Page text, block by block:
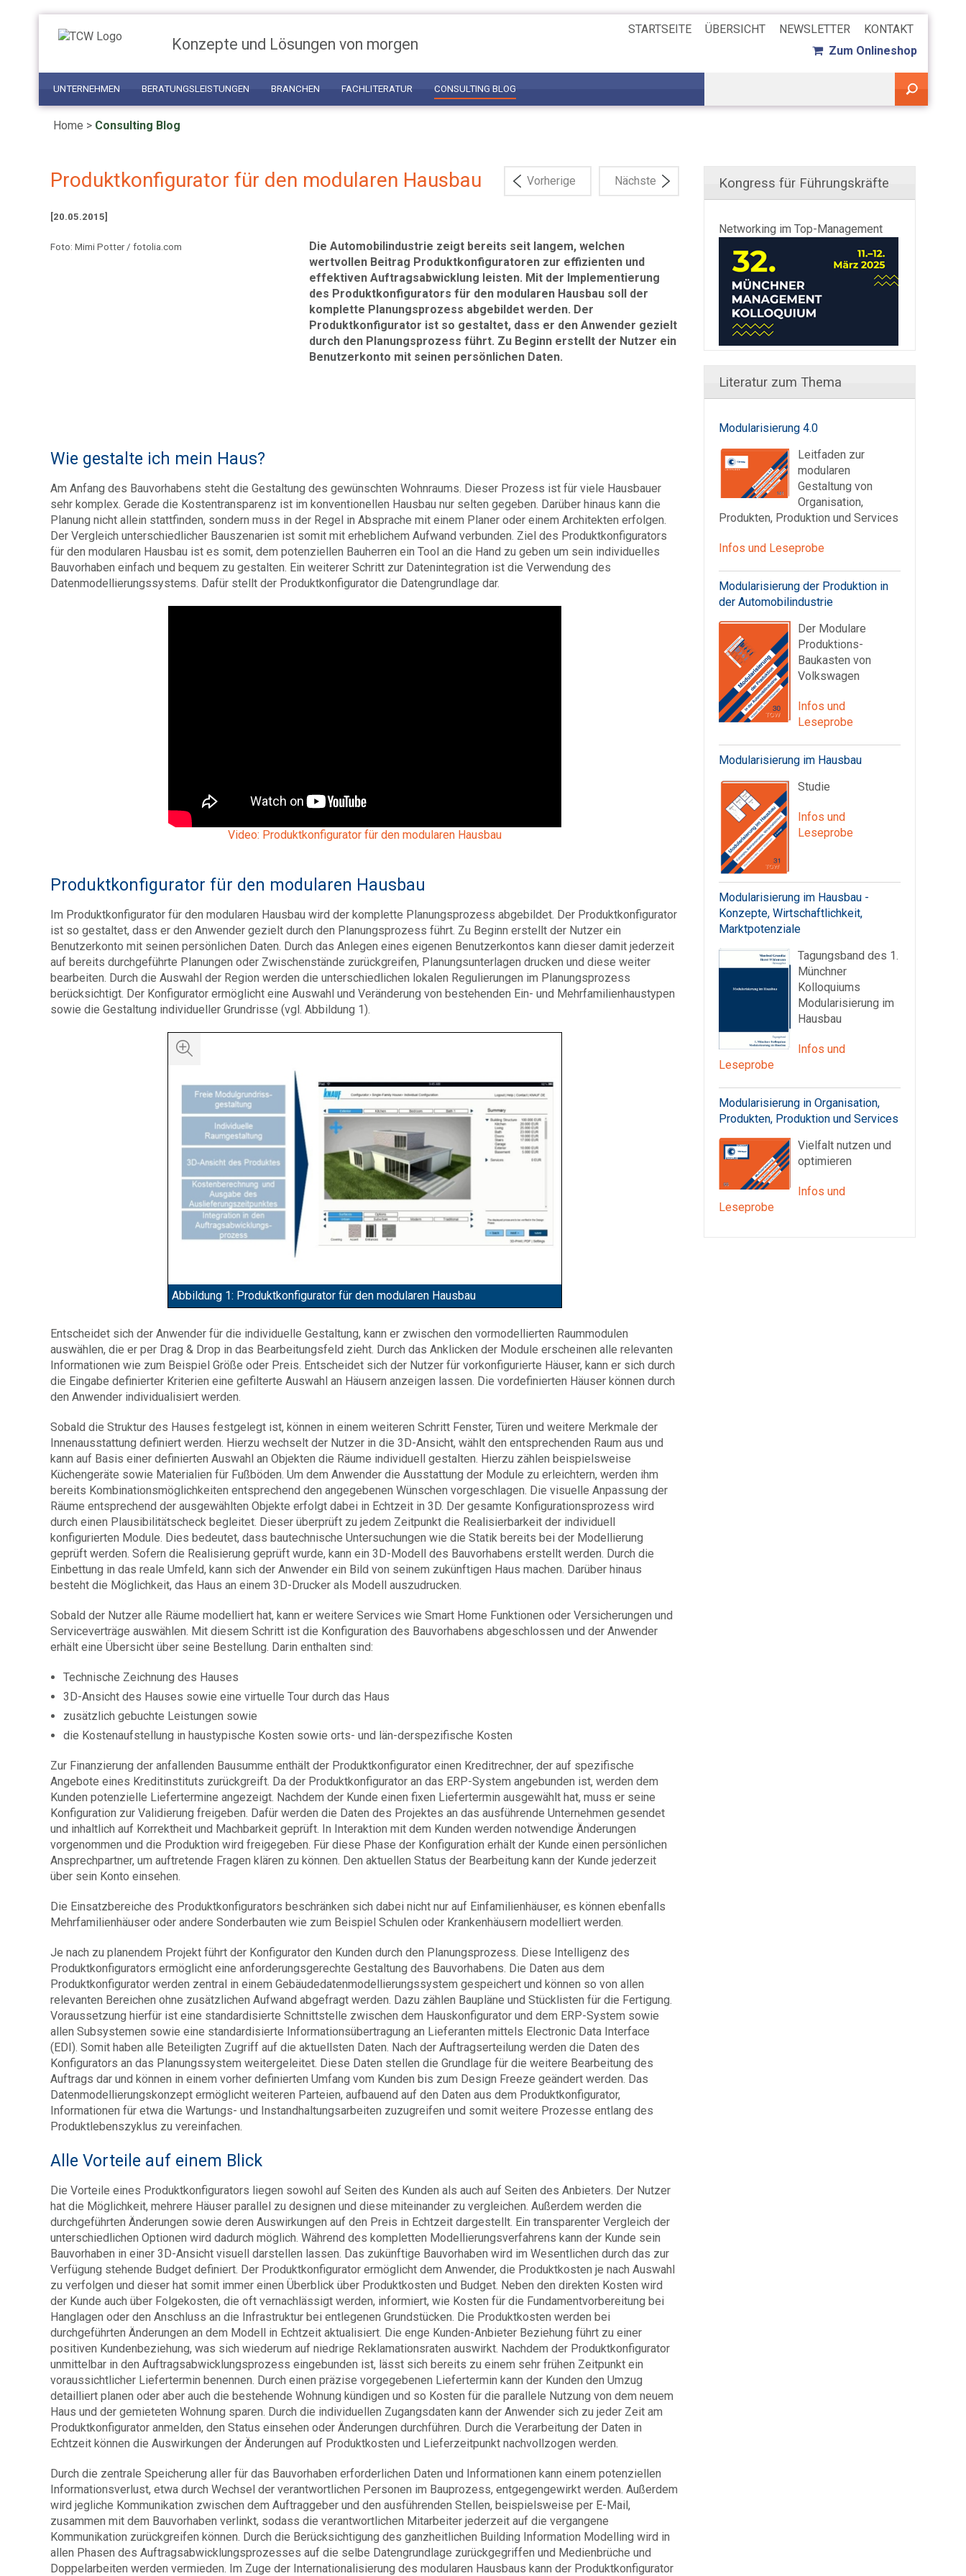
UNTERNEHMEN BERATUNGSLEISTUNGEN BRANCHEN FACHLITERATUR CONSULTING BLOG
Konzepte und Lösungen von morgen
STARTSEITE ÜBERSICHT NEWSLETTER
KONTAKT
Zum Onlineshop
Home > Consulting Blog
Vorherige Nächste
Produktkonfigurator für den modularen Hausbau
[20.05.2015]
Foto: Mimi Potter / fotolia.com
Die Automobilindustrie zeigt bereits seit langem, welchen
wertvollen Beitrag Produktkonfiguratoren zur effizienten und
effektiven Auftragsabwicklung leisten. Mit der Implementierung
des Produktkonfigurators für den modularen Hausbau soll der
komplette Planungsprozess abgebildet werden. Der
Produktkonfigurator ist so gestaltet, dass er den Anwender gezielt
durch den Planungsprozess führt. Zu Beginn erstellt der Nutzer ein
Benutzerkonto mit seinen persönlichen Daten.
Wie gestalte ich mein Haus?
Am Anfang des Bauvorhabens steht die Gestaltung des gewünschten Wohnraums. Dieser Prozess ist für viele Hausbauer
sehr komplex. Gerade die Kostentransparenz ist im konventionellen Hausbau nur selten gegeben. Darüber hinaus kann die
Planung nicht allein stattfinden, sondern muss in der Regel in Absprache mit einem Planer oder einem Architekten erfolgen.
Der Vergleich unterschiedlicher Bauszenarien ist somit mit erheblichem Aufwand verbunden. Ziel des Produktkonfigurators
für den modularen Hausbau ist es somit, dem potenziellen Bauherren ein Tool an die Hand zu geben um sein individuelles
Bauvorhaben einfach und bequem zu gestalten. Ein weiterer Schritt zur Datenintegration ist die Verwendung des
Datenmodellierungssystems. Dafür stellt der Produktkonfigurator die Datengrundlage dar.
Video: Produktkonfigurator für den modularen Hausbau
Produktkonfigurator für den modularen Hausbau
Im Produktkonfigurator für den modularen Hausbau wird der komplette Planungsprozess abgebildet. Der Produktkonfigurator
ist so gestaltet, dass er den Anwender gezielt durch den Planungsprozess führt. Zu Beginn erstellt der Nutzer ein
Benutzerkonto mit seinen persönlichen Daten. Durch das Anlegen eines eigenen Benutzerkontos kann dieser damit jederzeit
auf bereits durchgeführte Planungen oder Zwischenstände zurückgreifen, Planungsunterlagen drucken und diese weiter
bearbeiten. Durch die Auswahl der Region werden die unterschiedlichen lokalen Regulierungen im Planungsprozess
berücksichtigt. Der Konfigurator ermöglicht eine Auswahl und Veränderung von bestehenden Ein- und Mehrfamilienhaustypen
sowie die Gestaltung individueller Grundrisse (vgl. Abbildung 1).
Abbildung 1: Produktkonfigurator für den modularen Hausbau
Entscheidet sich der Anwender für die individuelle Gestaltung, kann er zwischen den vormodellierten Raummodulen
auswählen, die er per Drag & Drop in das Bearbeitungsfeld zieht. Durch das Anklicken der Module erscheinen alle relevanten
Informationen wie zum Beispiel Größe oder Preis. Entscheidet sich der Nutzer für vorkonfigurierte Häuser, kann er sich durch
die Eingabe definierter Kriterien eine gefilterte Auswahl an Häusern anzeigen lassen. Die vordefinierten Häuser können durch
den Anwender individualisiert werden.
Sobald die Struktur des Hauses festgelegt ist, können in einem weiteren Schritt Fenster, Türen und weitere Merkmale der
Innenausstattung definiert werden. Hierzu wechselt der Nutzer in die 3D-Ansicht, wählt den entsprechenden Raum aus und
kann auf Basis einer definierten Auswahl an Objekten die Räume individuell gestalten. Hierzu zählen beispielsweise
Küchengeräte sowie Materialien für Fußböden. Um dem Anwender die Ausstattung der Module zu erleichtern, werden ihm
bereits Kombinationsmöglichkeiten entsprechend den angegebenen Wünschen vorgeschlagen. Die visuelle Anpassung der
Räume entsprechend der ausgewählten Objekte erfolgt dabei in Echtzeit in 3D. Der gesamte Konfigurationsprozess wird
durch einen Plausibilitätscheck begleitet. Dieser überprüft zu jedem Zeitpunkt die Realisierbarkeit der individuell
konfigurierten Module. Dies bedeutet, dass bautechnische Untersuchungen wie die Statik bereits bei der Modellierung
geprüft werden. Sofern die Realisierung geprüft wurde, kann ein 3D-Modell des Bauvorhabens erstellt werden. Durch die
Einbettung in das reale Umfeld, kann sich der Anwender ein Bild von seinem zukünftigen Haus machen. Darüber hinaus
besteht die Möglichkeit, das Haus an einem 3D-Drucker als Modell auszudrucken.
Sobald der Nutzer alle Räume modelliert hat, kann er weitere Services wie Smart Home Funktionen oder Versicherungen und
Serviceverträge auswählen. Mit diesem Schritt ist die Konfiguration des Bauvorhabens abgeschlossen und der Anwender
erhält eine Übersicht über seine Bestellung. Darin enthalten sind:
Technische Zeichnung des Hauses
3D-Ansicht des Hauses sowie eine virtuelle Tour durch das Haus
zusätzlich gebuchte Leistungen sowie
die Kostenaufstellung in haustypische Kosten sowie orts- und län-derspezifische Kosten
Zur Finanzierung der anfallenden Bausumme enthält der Produktkonfigurator einen Kreditrechner, der auf spezifische
Angebote eines Kreditinstituts zurückgreift. Da der Produktkonfigurator an das ERP-System angebunden ist, werden dem
Kunden potenzielle Liefertermine angezeigt. Nachdem der Kunde einen fixen Liefertermin ausgewählt hat, muss er seine
Konfiguration zur Validierung freigeben. Dafür werden die Daten des Projektes an das ausführende Unternehmen gesendet
und inhaltlich auf Korrektheit und Machbarkeit geprüft. In Interaktion mit dem Kunden werden notwendige Änderungen
vorgenommen und die Produktion wird freigegeben. Für diese Phase der Konfiguration erhält der Kunde einen persönlichen
Ansprechpartner, um auftretende Fragen klären zu können. Den aktuellen Status der Bearbeitung kann der Kunde jederzeit
über sein Konto einsehen.
Die Einsatzbereiche des Produktkonfigurators beschränken sich dabei nicht nur auf Einfamilienhäuser, es können ebenfalls
Mehrfamilienhäuser oder andere Sonderbauten wie zum Beispiel Schulen oder Krankenhäusern modelliert werden.
Je nach zu planendem Projekt führt der Konfigurator den Kunden durch den Planungsprozess. Diese Intelligenz des
Produktkonfigurators ermöglicht eine anforderungsgerechte Gestaltung des Bauvorhabens. Die Daten aus dem
Produktkonfigurator werden zentral in einem Gebäudedatenmodellierungssystem gespeichert und können so von allen
relevanten Bereichen ohne zusätzlichen Aufwand abgefragt werden. Dazu zählen Baupläne und Stücklisten für die Fertigung.
Voraussetzung hierfür ist eine standardisierte Schnittstelle zwischen dem Hauskonfigurator und dem ERP-System sowie
allen Subsystemen sowie eine standardisierte Informationsübertragung an Lieferanten mittels Electronic Data Interface
(EDI). Somit haben alle Beteiligten Zugriff auf die aktuellsten Daten. Nach der Auftragserteilung werden die Daten des
Konfigurators an das Planungssystem weitergeleitet. Diese Daten stellen die Grundlage für die weitere Bearbeitung des
Auftrags dar und können in einem vorher definierten Umfang vom Kunden bis zum Design Freeze geändert werden. Das
Datenmodellierungskonzept ermöglicht weiteren Parteien, aufbauend auf den Daten aus dem Produktkonfigurator,
Informationen für etwa die Wartungs- und Instandhaltungsarbeiten zuzugreifen und somit weitere Prozesse entlang des
Produktlebenszyklus zu vereinfachen.
Alle Vorteile auf einem Blick
Die Vorteile eines Produktkonfigurators liegen sowohl auf Seiten des Kunden als auch auf Seiten des Anbieters. Der Nutzer
hat die Möglichkeit, mehrere Häuser parallel zu designen und diese miteinander zu vergleichen. Außerdem werden die
durchgeführten Änderungen sowie deren Auswirkungen auf den Preis in Echtzeit dargestellt. Ein transparenter Vergleich der
unterschiedlichen Optionen wird dadurch möglich. Während des kompletten Modellierungsverfahrens kann der Kunde sein
Bauvorhaben in einer 3D-Ansicht visuell darstellen lassen. Das zukünftige Bauvorhaben wird im Wesentlichen durch das zur
Verfügung stehende Budget definiert. Der Produktkonfigurator ermöglicht dem Anwender, die Produktkosten je nach Auswahl
zu verfolgen und dieser hat somit immer einen Überblick über Produktkosten und Budget. Neben den direkten Kosten wird
der Kunde auch über Folgekosten, die oft vernachlässigt werden, informiert, wie Kosten für die Fundamentvorbereitung bei
Hanglagen oder den Anschluss an die Infrastruktur bei entlegenen Grundstücken. Die Produktkosten werden bei
durchgeführten Änderungen an dem Modell in Echtzeit aktualisiert. Die enge Kunden-Anbieter Beziehung führt zu einer
positiven Kundenbeziehung, was sich wiederum auf niedrige Reklamationsraten auswirkt. Nachdem der Produktkonfigurator
unmittelbar in den Auftragsabwicklungsprozess eingebunden ist, lässt sich bereits zu einem sehr frühen Zeitpunkt ein
voraussichtlicher Liefertermin benennen. Durch einen präzise vorgegebenen Liefertermin kann der Kunden den Umzug
detailliert planen oder aber auch die bestehende Wohnung kündigen und so Kosten für die parallele Nutzung von dem neuem
Haus und der gemieteten Wohnung sparen. Durch die individuellen Zugangsdaten kann der Anwender sich zu jeder Zeit am
Produktkonfigurator anmelden, den Status einsehen oder Änderungen durchführen. Durch die Verarbeitung der Daten in
Echtzeit können die Auswirkungen der Änderungen auf Produktkosten und Lieferzeitpunkt nachvollzogen werden.
Durch die zentrale Speicherung aller für das Bauvorhaben erforderlichen Daten und Informationen kann einem potenziellen
Informationsverlust, etwa durch Wechsel der verantwortlichen Personen im Bauprozess, entgegengewirkt werden. Außerdem
wird jegliche Kommunikation zwischen dem Auftraggeber und den ausführenden Stellen, beispielsweise per E-Mail,
zusammen mit dem Bauvorhaben verlinkt, sodass die verantwortlichen Mitarbeiter jederzeit auf die vergangene
Kommunikation zurückgreifen können. Durch die Berücksichtigung des ganzheitlichen Building Information Modelling wird in
allen Phasen des Auftragsabwicklungsprozesses auf die selbe Datengrundlage zurückgegriffen und Medienbrüche und
Doppelarbeiten werden vermieden. Im Zuge der Internationalisierung des modularen Hausbaus kann der Produktkonfigurator
Kongress für Führungskräfte
Networking im Top-Management
Literatur zum Thema
Modularisierung 4.0
Leitfaden zur
modularen
Gestaltung von
Organisation,
Produkten, Produktion und Services
Infos und Leseprobe
Modularisierung der Produktion in
der Automobilindustrie
Der Modulare
Produktions-
Baukasten von
Volkswagen
Infos und
Leseprobe
Modularisierung im Hausbau
Studie
Infos und
Leseprobe
Modularisierung im Hausbau -
Konzepte, Wirtschaftlichkeit,
Marktpotenziale
Tagungsband des 1.
Münchner
Kolloquiums
Modularisierung im
Hausbau
Infos und
Leseprobe
Modularisierung in Organisation,
Produkten, Produktion und Services
Vielfalt nutzen und
optimieren
Infos und
Leseprobe